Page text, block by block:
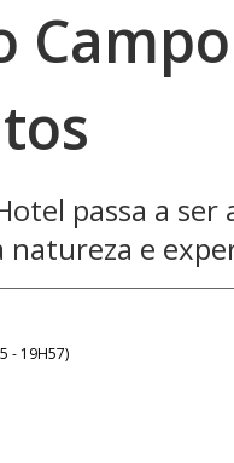
passa a
e
- 19H57)